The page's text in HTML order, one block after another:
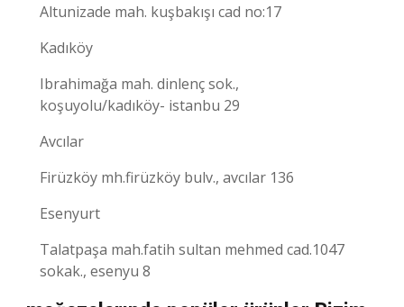
Altunizade mah. kuşbakışı cad no:17
Kadıköy
Ibrahimağa mah. dinlenç sok.,
koşuyolu/kadıköy- istanbu 29
Avcılar
Firüzköy mh.firüzköy bulv., avcılar 136
Esenyurt
Talatpaşa mah.fatih sultan mehmed cad.1047
sokak., esenyu 8